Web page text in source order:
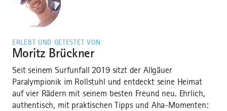
ERLEBT UND GETESTET VON
Moritz Brückner
Seit seinem Surfunfall 2019 sitzt der Allgäuer
Paralympionik im Rollstuhl und entdeckt seine Heimat
auf vier Rädern mit seinem besten Freund neu. Ehrlich,
authentisch, mit praktischen Tipps und Aha-Momenten: